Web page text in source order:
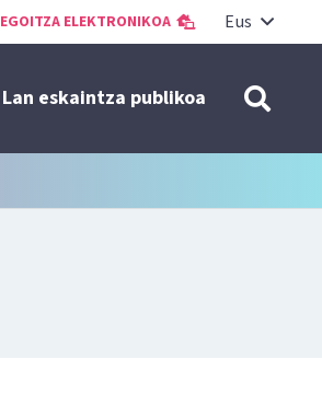
EGOITZA ELEKTRONIKOA Eus
Lan eskaintza publikoa